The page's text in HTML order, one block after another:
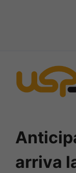
contenuto
arriva